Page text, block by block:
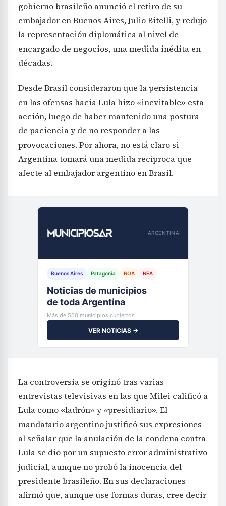
la representación diplomática al nivel de
encargado de negocios, una medida inédita en
décadas.
Desde Brasil consideraron que la persistencia
acción, luego de haber mantenido una postura
de paciencia y de no responder a las
provocaciones. Por ahora, no está claro si
Argentina tomará una medida recíproca que
afecte al embajador argentino en Brasil.
ARGENTINA
de toda Argentina
Más de 500 municipios cubiertos
VER NOTICIAS →
Lula como «ladrón» y «presidiario». El
mandatario argentino justificó sus expresiones
al señalar que la anulación de la condena contra
Lula se dio por un supuesto error administrativo
judicial, aunque no probó la inocencia del
presidente brasileño. En sus declaraciones
afirmó que, aunque use formas duras, cree decir
la verdad.